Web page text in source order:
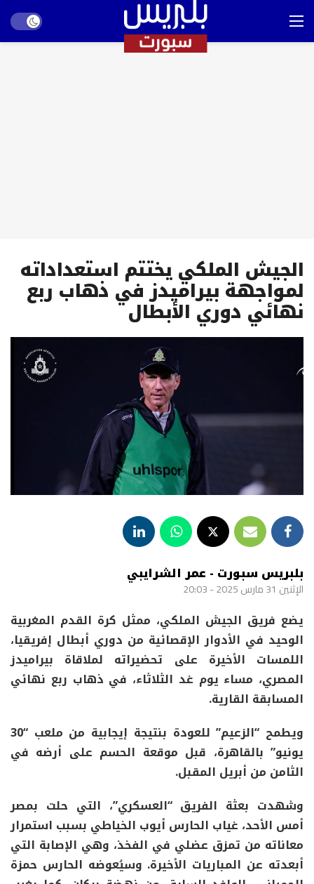
mode
الجيش الملكي يختتم استعداداته
لمواجهة بيراميدز في ذهاب ربع
نهائي دوري الأبطال
بلبريس سبورت - عمر الشرايبي
الإثنين 31 مارس 2025 - 20:03
يضع فريق الجيش الملكي، ممثل كرة القدم المغربية
الوحيد في الأدوار الإقصائية من دوري أبطال إفريقيا،
اللمسات الأخيرة على تحضيراته لملاقاة بيراميدز
المصري، مساء يوم غد الثلاثاء، في ذهاب ربع نهائي
المسابقة القارية.
ويطمح “الزعيم” للعودة بنتيجة إيجابية من ملعب “30
يونيو” بالقاهرة، قبل موقعة الحسم على أرضه في
الثامن من أبريل المقبل.
وشهدت بعثة الفريق “العسكري”، التي حلت بمصر
أمس الأحد، غياب الحارس أيوب الخياطي بسبب استمرار
معاناته من تمزق عضلي في الفخذ، وهي الإصابة التي
أبعدته عن المباريات الأخيرة. وسيُعوضه الحارس حمزة